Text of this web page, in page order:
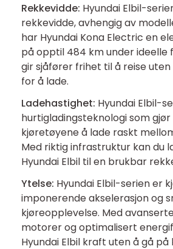
Rekkevidde: Hyundai Elbil-
rekkevidde, avhengig av
har Hyundai Kona Electric en
på opptil 484 km under ideelle
gir sjåfører frihet til å reise
for å lade.
Ladehastighet: Hyundai Elbil-
hurtigladingsteknologi som
kjøretøyene å lade raskt
Med riktig infrastruktur kan du
Hyundai Elbil til en brukbar
Ytelse: Hyundai Elbil-serien er
imponerende akselerasjon og
kjøreopplevelse. Med
motorer og optimalisert
Hyundai Elbil kraft uten å gå